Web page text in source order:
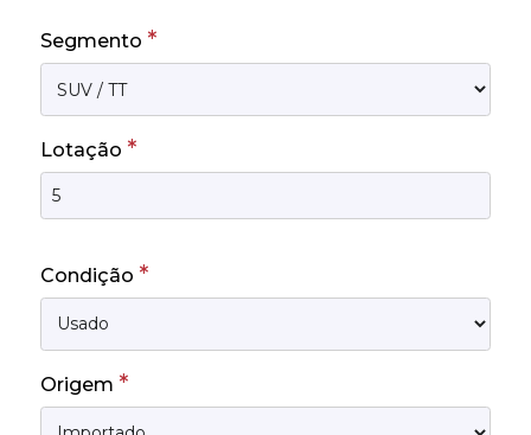
Segmento *
Lotação *
Condição *
Origem *